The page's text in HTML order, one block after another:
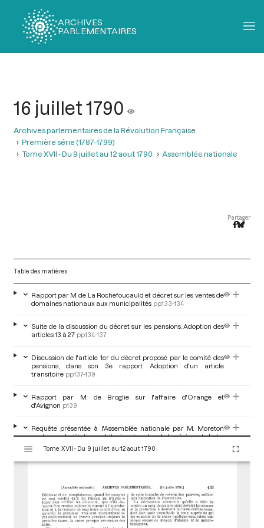
ARCHIVES
PARLEMENTAIRES
16 juillet 1790
Archives parlementaires de la Révolution Française
Première série (1787-1799)
Tome XVII - Du 9 juillet au 12 aout 1790
Assemblée nationale
Partager
Table des matières
Rapport par M. de La Rochefoucauld et décret sur les ventes de
domaines nationaux aux municipalités pp.133-134
Suite de la discussion du décret sur les pensions. Adoption des
articles 13 à 27 pp.134-137
Discussion de l'article 1er du décret proposé par le comité des
pensions, dans son 3e rapport. Adoption d'un article
transitoire pp.137-139
Rapport par M. de Broglie sur l'affaire d'Orange et
d'Avignon p.139
Requête présentée à l'Assemblée nationale par M. Moreton
contre sa destitution arbitraire de colonel du régiment de La
s
Tome XVII - Du 9 juillet au 12 aout 1790